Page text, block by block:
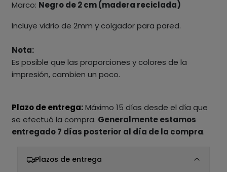
Marco: Negro de 2 cm (madera reciclada)
Incluye vidrio de 2mm y colgador para pared.
Nota:
Es posible que las proporciones y colores de la
impresión, cambien un poco.
Plazo de entrega:Máximo 15 días desde el día que
se efectuó la compra. Generalmente estamos
entregado 7 días posterior al día de la compra.
Plazos de entrega